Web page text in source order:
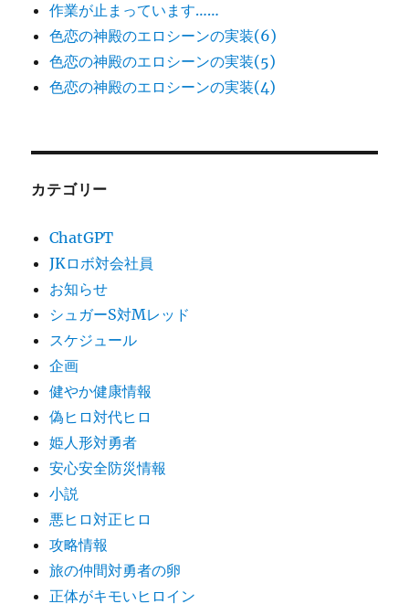
作業が止まっています……
色恋の神殿のエロシーンの実装(6)
色恋の神殿のエロシーンの実装(5)
色恋の神殿のエロシーンの実装(4)
カテゴリー
ChatGPT
JKロボ対会社員
お知らせ
シュガーS対Mレッド
スケジュール
企画
健やか健康情報
偽ヒロ対代ヒロ
姫人形対勇者
安心安全防災情報
小説
悪ヒロ対正ヒロ
攻略情報
旅の仲間対勇者の卵
正体がキモいヒロイン